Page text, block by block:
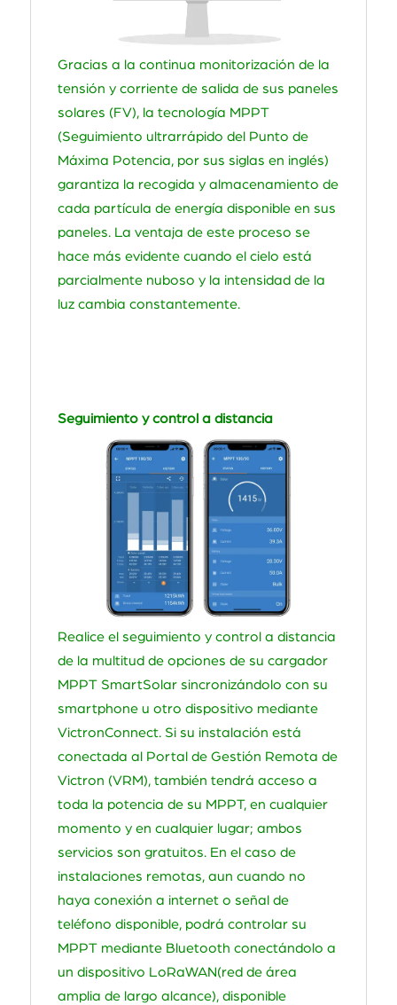
Gracias a la continua monitorización de la
tensión y corriente de salida de sus paneles
solares (FV), la tecnología MPPT
(Seguimiento ultrarrápido del Punto de
Máxima Potencia, por sus siglas en inglés)
garantiza la recogida y almacenamiento de
cada partícula de energía disponible en sus
paneles. La ventaja de este proceso se
hace más evidente cuando el cielo está
parcialmente nuboso y la intensidad de la
luz cambia constantemente.
Seguimiento y control a distancia
Realice el seguimiento y control a distancia
de la multitud de opciones de su cargador
MPPT SmartSolar sincronizándolo con su
smartphone u otro dispositivo mediante
VictronConnect. Si su instalación está
conectada al Portal de Gestión Remota de
Victron (VRM), también tendrá acceso a
toda la potencia de su MPPT, en cualquier
momento y en cualquier lugar; ambos
servicios son gratuitos. En el caso de
instalaciones remotas, aun cuando no
haya conexión a internet o señal de
teléfono disponible, podrá controlar su
MPPT mediante Bluetooth conectándolo a
un dispositivo LoRaWAN(red de área
amplia de largo alcance), disponible